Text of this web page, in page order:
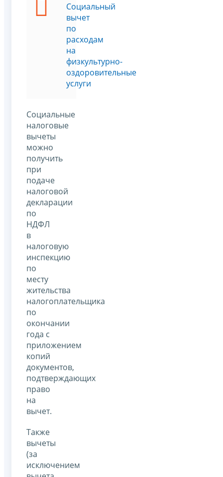
Социальный
вычет
по
расходам
на
физкультурно-
оздоровительные
услуги
Социальные
налоговые
вычеты
можно
получить
при
подаче
налоговой
декларации
по
НДФЛ
в
налоговую
инспекцию
по
месту
жительства
налогоплательщика
по
окончании
года с
приложением
копий
документов,
подтверждающих
право
на
вычет.
Также
вычеты
(за
исключением